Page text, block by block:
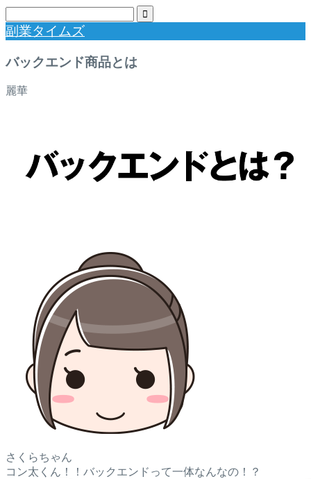
副業タイムズ
バックエンド商品とは
麗華
さくらちゃん
コン太くん！！バックエンドって一体なんなの！？